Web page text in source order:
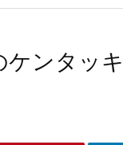
ケンタッ